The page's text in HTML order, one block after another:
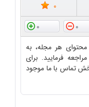
0
0
0
محتوای هر مجله، به
فرمایید. برای
تماس با ما موجود